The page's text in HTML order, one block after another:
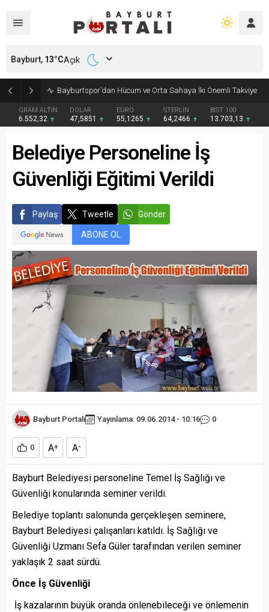
Bayburt’ta Minik Öğrencilere Jandarma Mesleği Tanıtıldı
GRAM ALTIN
6.552,32
DOLAR
47,5851
EURO
55,1265
STERLİN
64,2466
BIST 100
13.703,13
Bayburt, 13°CAçık
Belediye Personeline İş
Güvenliği Eğitimi Verildi
Paylaş Tweetle Gönder
ABONE OL
Bayburt Portalı Yayınlama: 09.06.2014 - 10:16 0
0 A+ A-
Bayburt Belediyesi personeline Temel İş Sağlığı ve
Güvenliği konularında seminer verildi.
Belediye toplantı salonunda gerçekleşen seminere,
Bayburt Belediyesi çalışanları katıldı. İş Sağlığı ve
Güvenliği Uzmanı Sefa Güler tarafından verilen seminer
yaklaşık 2 saat sürdü.
Önce İş Güvenliği
İş kazalarının büyük oranda önlenebileceği ve önlemenin